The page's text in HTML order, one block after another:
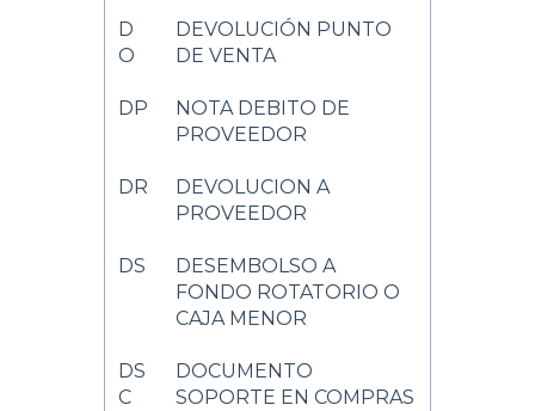
D
O
DEVOLUCIÓN PUNTO
DE VENTA
DP
NOTA DEBITO DE
PROVEEDOR
DR
DEVOLUCION A
PROVEEDOR
DS
DESEMBOLSO A
FONDO ROTATORIO O
CAJA MENOR
DS
C
DOCUMENTO
SOPORTE EN COMPRAS